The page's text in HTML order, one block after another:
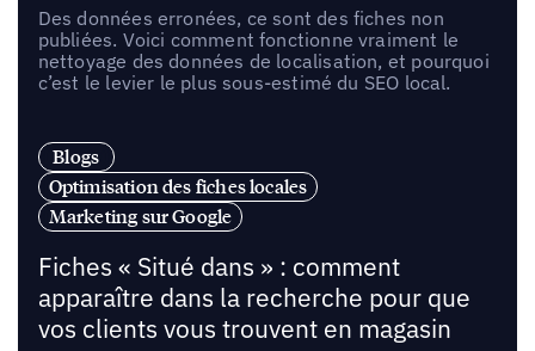
Des données erronées, ce sont des fiches non
publiées. Voici comment fonctionne vraiment le
nettoyage des données de localisation, et pourquoi
c’est le levier le plus sous-estimé du SEO local.
Blogs
Optimisation des fiches locales
Marketing sur Google
Fiches « Situé dans » : comment
apparaître dans la recherche pour que
vos clients vous trouvent en magasin